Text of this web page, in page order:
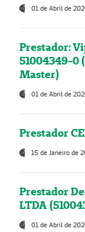
01 de Abril de
Prestador:
51004349-0
Master)
01 de Abril de
Prestador
15 de Janeiro de
Prestador
LTDA
01 de Abril de